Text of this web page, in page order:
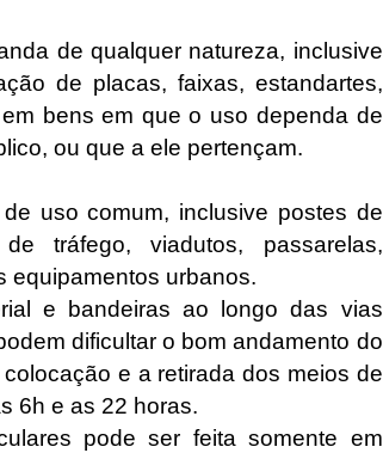
de qualquer natureza, inclusive
de placas, faixas, estandartes,
bens em que o uso dependa de
ou que a ele pertençam.
uso comum, inclusive postes de
tráfego, viadutos, passarelas,
equipamentos urbanos.
e bandeiras ao longo das vias
dificultar o bom andamento do
e a retirada dos meios de
6h e as 22 horas.
pode ser feita somente em